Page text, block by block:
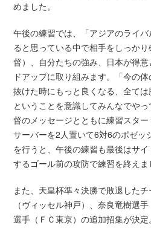
めました。
午後の練習では、「アジアのライ
ると思っている中で相手をしっか
督）、自分たちの強み、日本が得
ドアップに取り組みます。「今の
抜けた時にもっと良くなる、全て
ということを意識してみんなでや
督のメッセージとともに練習スター
サーバーを2人置いて6対6のポゼッ
を行うと、午後の練習も最後はサ
するゴール前の攻防で練習を終えま
また、天皇杯準々決勝で敗退した
（ヴィッセル神戸）、奈良竜樹選
選手（ＦＣ東京）の追加招集が決定。